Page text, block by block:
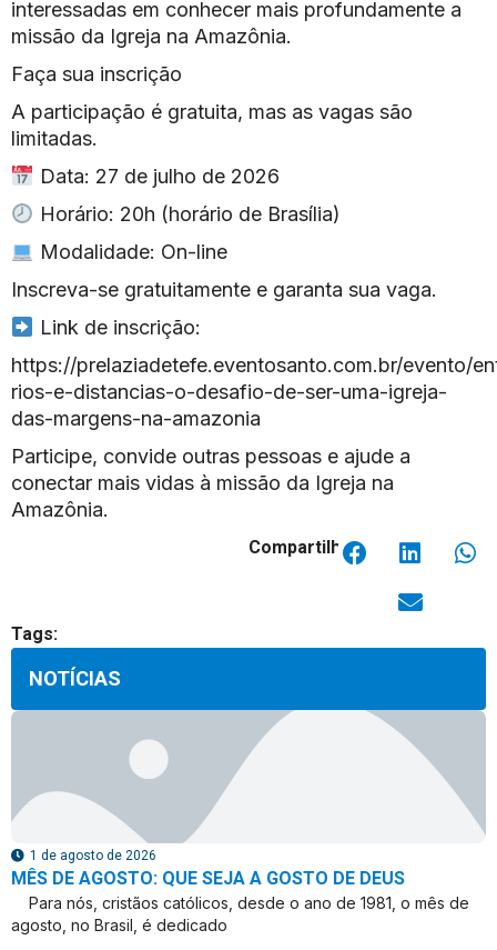
interessadas em conhecer mais profundamente a
missão da Igreja na Amazônia.
Faça sua inscrição
A participação é gratuita, mas as vagas são
limitadas.
Data: 27 de julho de 2026
Horário: 20h (horário de Brasília)
Modalidade: On-line
Inscreva-se gratuitamente e garanta sua vaga.
Link de inscrição:
https://prelaziadetefe.eventosanto.com.br/evento/
rios-e-distancias-o-desafio-de-ser-uma-igreja-
das-margens-na-amazonia
Participe, convide outras pessoas e ajude a
conectar mais vidas à missão da Igreja na
Amazônia.
Compartilhar:
Tags:
NOTÍCIAS
1 de agosto de 2026
MÊS DE AGOSTO: QUE SEJA A GOSTO DE DEUS
Para nós, cristãos católicos, desde o ano de 1981, o mês de
agosto, no Brasil, é dedicado